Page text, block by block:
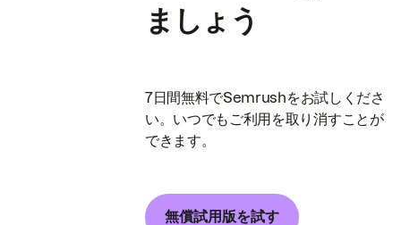
ましょう
7日間無料でSemrushをお試しくださ
い。いつでもご利用を取り消すことが
できます。
無償試用版を試す